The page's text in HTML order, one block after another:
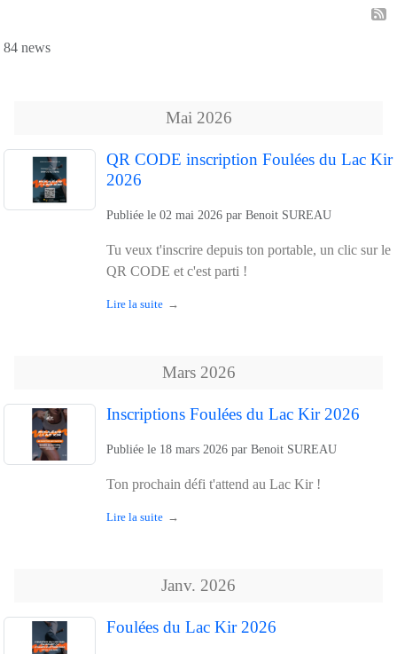
84 news
Mai 2026
QR CODE inscription Foulées du Lac Kir
2026
Publiée le 02 mai 2026 par Benoit SUREAU
Tu veux t'inscrire depuis ton portable, un clic sur le
QR CODE et c'est parti !
Lire la suite
Mars 2026
Inscriptions Foulées du Lac Kir 2026
Publiée le 18 mars 2026 par Benoit SUREAU
Ton prochain défi t'attend au Lac Kir !
Lire la suite
Janv. 2026
Foulées du Lac Kir 2026